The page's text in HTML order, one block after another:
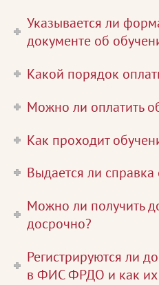
Указывается ли
документе об
Какой порядок
Можно ли оплатить
Как проходит
Выдается ли
Можно ли получить
досрочно?
Регистрируются ли
в ФИС ФРДО и как их